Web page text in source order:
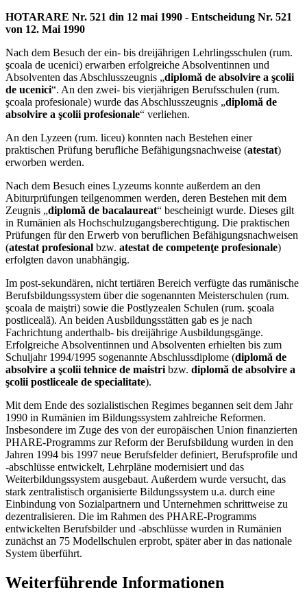
HOTARARE Nr. 521 din 12 mai 1990 - Entscheidung Nr. 521
von 12. Mai 1990
Nach dem Besuch der ein- bis dreijährigen Lehrlingsschulen (rum.
şcoala de ucenici) erwarben erfolgreiche Absolventinnen und
Absolventen das Abschlusszeugnis „diplomă de absolvire a şcolii
de ucenici“. An den zwei- bis vierjährigen Berufsschulen (rum.
şcoala profesionale) wurde das Abschlusszeugnis „diplomă de
absolvire a şcolii profesionale“ verliehen.
An den Lyzeen (rum. liceu) konnten nach Bestehen einer
praktischen Prüfung berufliche Befähigungsnachweise (atestat)
erworben werden.
Nach dem Besuch eines Lyzeums konnte außerdem an den
Abiturprüfungen teilgenommen werden, deren Bestehen mit dem
Zeugnis „diplomă de bacalaureat“ bescheinigt wurde. Dieses gilt
in Rumänien als Hochschulzugangsberechtigung. Die praktischen
Prüfungen für den Erwerb von beruflichen Befähigungsnachweisen
(atestat profesional bzw. atestat de competenţe profesionale)
erfolgten davon unabhängig.
Im post-sekundären, nicht tertiären Bereich verfügte das rumänische
Berufsbildungssystem über die sogenannten Meisterschulen (rum.
şcoala de maiştri) sowie die Postlyzealen Schulen (rum. şcoala
postliceală). An beiden Ausbildungsstätten gab es je nach
Fachrichtung anderthalb- bis dreijährige Ausbildungsgänge.
Erfolgreiche Absolventinnen und Absolventen erhielten bis zum
Schuljahr 1994/1995 sogenannte Abschlussdiplome (diplomă de
absolvire a şcolii tehnice de maistri bzw. diplomă de absolvire a
şcolii postliceale de specialitate).
Mit dem Ende des sozialistischen Regimes begannen seit dem Jahr
1990 in Rumänien im Bildungssystem zahlreiche Reformen.
Insbesondere im Zuge des von der europäischen Union finanzierten
PHARE-Programms zur Reform der Berufsbildung wurden in den
Jahren 1994 bis 1997 neue Berufsfelder definiert, Berufsprofile und
-abschlüsse entwickelt, Lehrpläne modernisiert und das
Weiterbildungssystem ausgebaut. Außerdem wurde versucht, das
stark zentralistisch organisierte Bildungssystem u.a. durch eine
Einbindung von Sozialpartnern und Unternehmen schrittweise zu
dezentralisieren. Die im Rahmen des PHARE-Programms
entwickelten Berufsbilder und -abschlüsse wurden in Rumänien
zunächst an 75 Modellschulen erprobt, später aber in das nationale
System überführt.
Weiterführende Informationen